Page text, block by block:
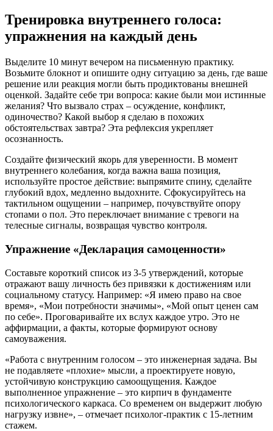
Тренировка внутреннего голоса:
упражнения на каждый день
Выделите 10 минут вечером на письменную практику.
Возьмите блокнот и опишите одну ситуацию за день, где ваше
решение или реакция могли быть продиктованы внешней
оценкой. Задайте себе три вопроса: какие были мои истинные
желания? Что вызвало страх – осуждение, конфликт,
одиночество? Какой выбор я сделаю в похожих
обстоятельствах завтра? Эта рефлексия укрепляет
осознанность.
Создайте физический якорь для уверенности. В момент
внутреннего колебания, когда важна ваша позиция,
используйте простое действие: выпрямите спину, сделайте
глубокий вдох, медленно выдохните. Сфокусируйтесь на
тактильном ощущении – например, почувствуйте опору
стопами о пол. Это переключает внимание с тревоги на
телесные сигналы, возвращая чувство контроля.
Упражнение «Декларация самоценности»
Составьте короткий список из 3-5 утверждений, которые
отражают вашу личность без привязки к достижениям или
социальному статусу. Например: «Я имею право на свое
время», «Мои потребности значимы», «Мой опыт ценен сам
по себе». Проговаривайте их вслух каждое утро. Это не
аффирмации, а факты, которые формируют основу
самоуважения.
«Работа с внутренним голосом – это инженерная задача. Вы
не подавляете «плохие» мысли, а проектируете новую,
устойчивую конструкцию самоощущения. Каждое
выполненное упражнение – это кирпич в фундаменте
психологического каркаса. Со временем он выдержит любую
нагрузку извне», – отмечает психолог-практик с 15-летним
стажем.